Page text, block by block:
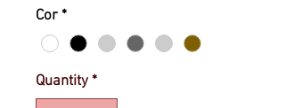
Cor *
Quantity *